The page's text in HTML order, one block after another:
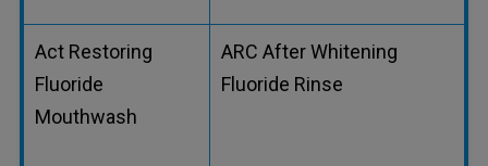
Act Restoring
Fluoride
Mouthwash
ARC After Whitening
Fluoride Rinse